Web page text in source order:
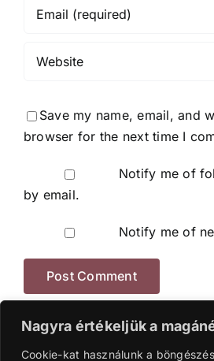
Nagyra értékeljük a
Cookie-kat használunk a
Save my name, email, and
browser for the next time I
Notify me of
by email.
Notify me of